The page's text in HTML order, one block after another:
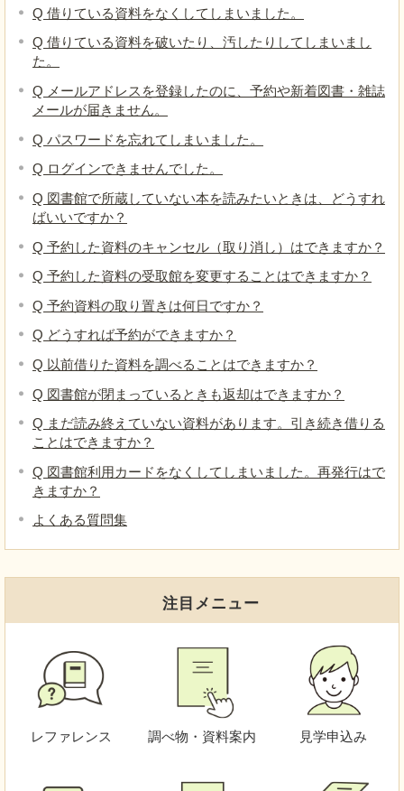
Q 借りている資料をなくしてしまいました。
Q 借りている資料を破いたり、汚したりしてしまいまし
た。
Q メールアドレスを登録したのに、予約や新着図書・雑誌
メールが届きません。
Q パスワードを忘れてしまいました。
Q ログインできませんでした。
Q 図書館で所蔵していない本を読みたいときは、どうすれ
ばいいですか？
Q 予約した資料のキャンセル（取り消し）はできますか？
Q 予約した資料の受取館を変更することはできますか？
Q 予約資料の取り置きは何日ですか？
Q どうすれば予約ができますか？
Q 以前借りた資料を調べることはできますか？
Q 図書館が閉まっているときも返却はできますか？
Q まだ読み終えていない資料があります。引き続き借りる
ことはできますか？
Q 図書館利用カードをなくしてしまいました。再発行はで
きますか？
よくある質問集
注目メニュー
レファレンス 調べ物・資料案内 見学申込み